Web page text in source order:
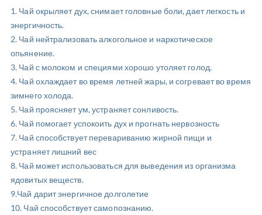
1. Чай окрыляет дух, снимает головные боли, дает легкость и
энергичность.
2. Чай нейтрализовать алкогольное и наркотическое
опьянение.
3. Чай с молоком и специями хорошо утоляет голод.
4. Чай охлаждает во время летней жары, и согревает во время
зимнего холода.
5. Чай проясняет ум, устраняет сонливость.
6. Чай помогает успокоить дух и прогнать нервозность
7. Чай способствует перевариванию жирной пищи и
устраняет лишний вес
8. Чай может использоваться для выведения из организма
ядовитых веществ.
9.Чай дарит энергичное долголетие
10. Чай способствует самопознанию.